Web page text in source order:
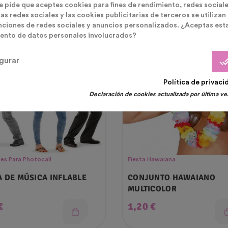
Para Photocall
DE MÚSICA INFLABLE
Fiesta Hawaiana
CONJUNTO HAWAIANO
MULTICOLOR
Precio
1,20 €
pide que aceptes cookies para fines de rendimiento, redes
redes sociales y las cookies publicitarias de terceros se utilizan
de redes sociales y anuncios personalizados. ¿Aceptas
de datos personales involucrados?
Política de
Declaración de cookies actualizada por última